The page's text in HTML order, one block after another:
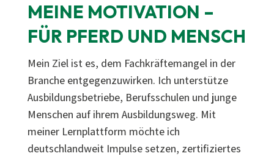
MEINE MOTIVATION –
FÜR PFERD UND MENSCH
Mein Ziel ist es, dem Fachkräftemangel in der
Branche entgegenzuwirken. Ich unterstütze
Ausbildungsbetriebe, Berufsschulen und junge
Menschen auf ihrem Ausbildungsweg. Mit
meiner Lernplattform möchte ich
deutschlandweit Impulse setzen, zertifiziertes